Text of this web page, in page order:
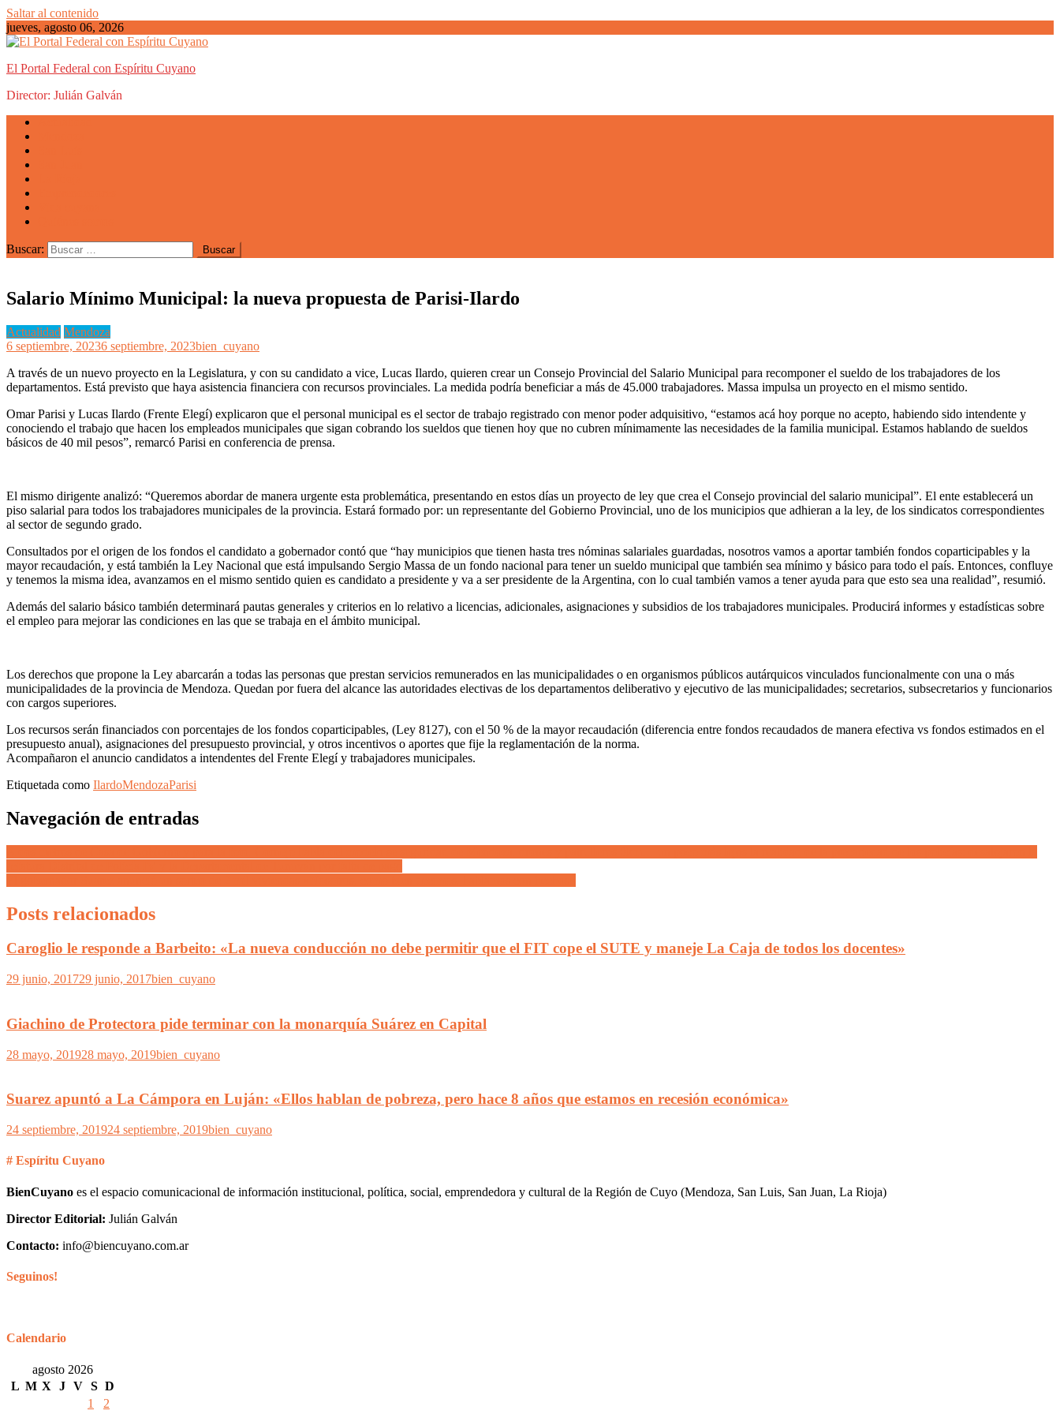
Saltar al contenido
jueves, agosto 06, 2026
El Portal Federal con Espíritu Cuyano
Director: Julián Galván
Buscar:
Salario Mínimo Municipal: la nueva propuesta de Parisi-Ilardo
Actualidad Mendoza
6 septiembre, 20236 septiembre, 2023bien_cuyano
A través de un nuevo proyecto en la Legislatura, y con su candidato a vice, Lucas Ilardo, quieren crear un Consejo Provincial del Salario Municipal para recomponer el sueldo de los trabajadores de los
departamentos. Está previsto que haya asistencia financiera con recursos provinciales. La medida podría beneficiar a más de 45.000 trabajadores. Massa impulsa un proyecto en el mismo sentido.
Omar Parisi y Lucas Ilardo (Frente Elegí) explicaron que el personal municipal es el sector de trabajo registrado con menor poder adquisitivo, “estamos acá hoy porque no acepto, habiendo sido intendente y
conociendo el trabajo que hacen los empleados municipales que sigan cobrando los sueldos que tienen hoy que no cubren mínimamente las necesidades de la familia municipal. Estamos hablando de sueldos
básicos de 40 mil pesos”, remarcó Parisi en conferencia de prensa.
El mismo dirigente analizó: “Queremos abordar de manera urgente esta problemática, presentando en estos días un proyecto de ley que crea el Consejo provincial del salario municipal”. El ente establecerá un
piso salarial para todos los trabajadores municipales de la provincia. Estará formado por: un representante del Gobierno Provincial, uno de los municipios que adhieran a la ley, de los sindicatos correspondientes
al sector de segundo grado.
Consultados por el origen de los fondos el candidato a gobernador contó que “hay municipios que tienen hasta tres nóminas salariales guardadas, nosotros vamos a aportar también fondos coparticipables y la
mayor recaudación, y está también la Ley Nacional que está impulsando Sergio Massa de un fondo nacional para tener un sueldo municipal que también sea mínimo y básico para todo el país. Entonces, confluye
y tenemos la misma idea, avanzamos en el mismo sentido quien es candidato a presidente y va a ser presidente de la Argentina, con lo cual también vamos a tener ayuda para que esto sea una realidad”, resumió.
Además del salario básico también determinará pautas generales y criterios en lo relativo a licencias, adicionales, asignaciones y subsidios de los trabajadores municipales. Producirá informes y estadísticas sobre
el empleo para mejorar las condiciones en las que se trabaja en el ámbito municipal.
Los derechos que propone la Ley abarcarán a todas las personas que prestan servicios remunerados en las municipalidades o en organismos públicos autárquicos vinculados funcionalmente con una o más
municipalidades de la provincia de Mendoza. Quedan por fuera del alcance las autoridades electivas de los departamentos deliberativo y ejecutivo de las municipalidades; secretarios, subsecretarios y funcionarios
con cargos superiores.
Los recursos serán financiados con porcentajes de los fondos coparticipables, (Ley 8127), con el 50 % de la mayor recaudación (diferencia entre fondos recaudados de manera efectiva vs fondos estimados en el
presupuesto anual), asignaciones del presupuesto provincial, y otros incentivos o aportes que fije la reglamentación de la norma.
Acompañaron el anuncio candidatos a intendentes del Frente Elegí y trabajadores municipales.
Etiquetada como IlardoMendozaParisi
Navegación de entradas
Posts relacionados
Caroglio le responde a Barbeito: «La nueva conducción no debe permitir que el FIT cope el SUTE y maneje La Caja de todos los docentes»
29 junio, 201729 junio, 2017bien_cuyano
Giachino de Protectora pide terminar con la monarquía Suárez en Capital
28 mayo, 201928 mayo, 2019bien_cuyano
Suarez apuntó a La Cámpora en Luján: «Ellos hablan de pobreza, pero hace 8 años que estamos en recesión económica»
24 septiembre, 201924 septiembre, 2019bien_cuyano
# Espíritu Cuyano
BienCuyano es el espacio comunicacional de información institucional, política, social, emprendedora y cultural de la Región de Cuyo (Mendoza, San Luis, San Juan, La Rioja)
Director Editorial: Julián Galván
Contacto: info@biencuyano.com.ar
Seguinos!
Calendario
agosto 2026
L M X J V S D
1
2